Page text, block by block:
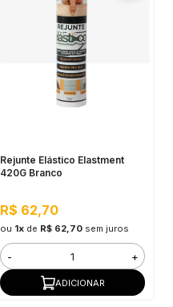
Rejunte Elástico Elastment
420G Branco
R$ 62,70
ou 1xde R$ 62,70 sem juros
- +
ADICIONAR